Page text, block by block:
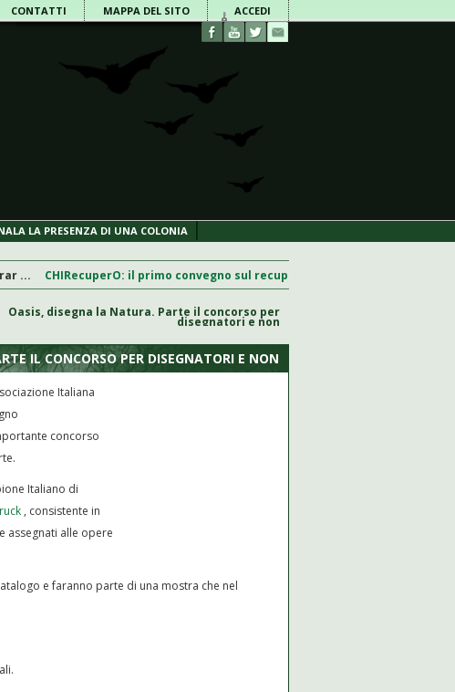
CONTATTI MAPPA DEL SITO ACCEDI
LA PRESENZA DI UNA COLONIA
...CHIRecuperO: il primo convegno sul recupero di chirotteri in Italia
Oasis, disegna la Natura. Parte il concorso per
disegnatori e non
IL CONCORSO PER DISEGNATORI E NON
Italiana
concorso
Italiano di
, consistente in
assegnati alle opere
e faranno parte di una mostra che nel